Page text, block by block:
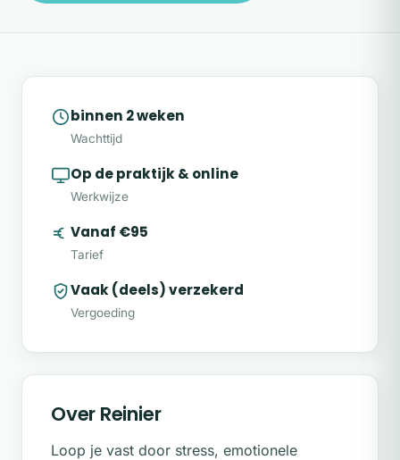
binnen 2 weken
Wachttijd
Op de praktijk & online
Werkwijze
Vanaf €95
Tarief
Vaak (deels) verzekerd
Vergoeding
Over Reinier
Loop je vast door stress, emotionele